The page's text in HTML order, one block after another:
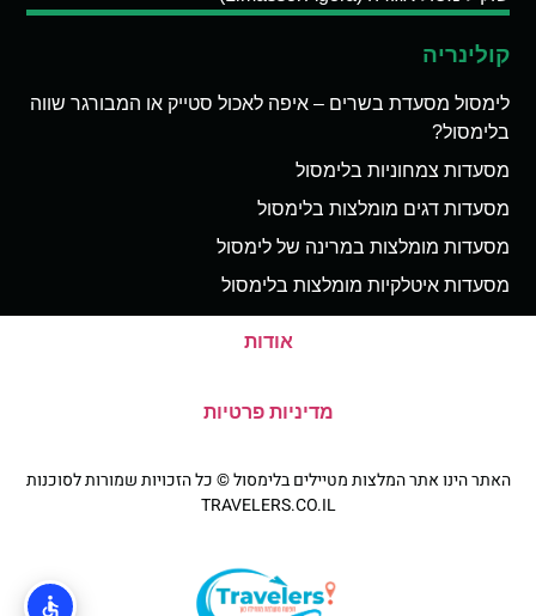
קולינריה
לימסול מסעדת בשרים – איפה לאכול סטייק או המבורגר שווה
בלימסול?
מסעדות צמחוניות בלימסול
מסעדות דגים מומלצות בלימסול
מסעדות מומלצות במרינה של לימסול
מסעדות איטלקיות מומלצות בלימסול
אודות
מדיניות פרטיות
האתר הינו אתר המלצות מטיילים בלימסול © כל הזכויות שמורות לסוכנות
TRAVELERS.CO.IL